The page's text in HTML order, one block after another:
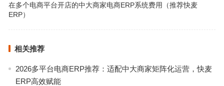
在多个电商平台开店的中大商家电商ERP系统费用（推荐快麦
ERP）
相关推荐
2026多平台电商ERP推荐：适配中大商家矩阵化运营，快麦
ERP高效赋能